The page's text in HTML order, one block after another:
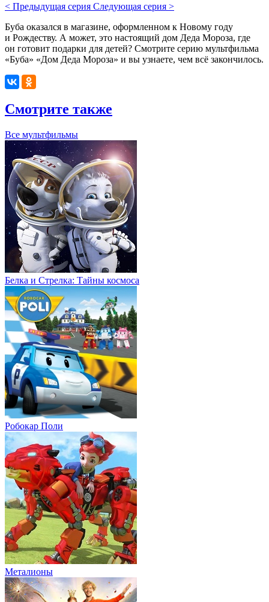
< Предыдущая серия Следующая серия >
Буба оказался в магазине, оформленном к Новому году
и Рождеству. А может, это настоящий дом Деда Мороза, где
он готовит подарки для детей? Смотрите серию мультфильма
«Буба» «Дом Деда Мороза» и вы узнаете, чем всё закончилось.
Смотрите также
Все мультфильмы
Белка и Стрелка: Тайны космоса
Робокар Поли
Металионы